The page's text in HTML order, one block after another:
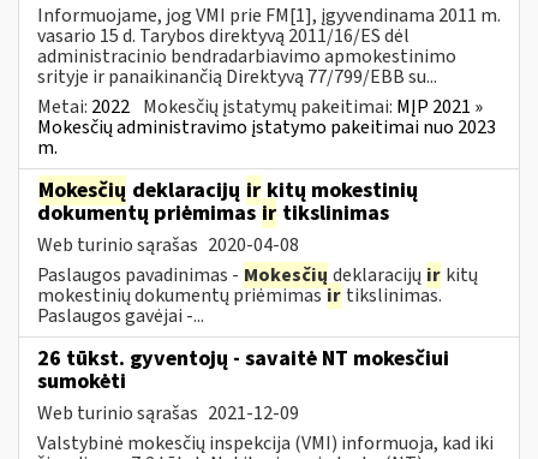
Informuojame, jog VMI prie FM[1], įgyvendinama 2011 m.
vasario 15 d. Tarybos direktyvą 2011/16/ES dėl
administracinio bendradarbiavimo apmokestinimo
srityje ir panaikinančią Direktyvą 77/799/EBB su...
Metai: 2022 Mokesčių įstatymų pakeitimai: MĮP 2021 »
Mokesčių administravimo įstatymo pakeitimai nuo 2023
m.
Mokesčių deklaracijų ir kitų mokestinių
dokumentų priėmimasir tikslinimas
Web turinio sąrašas 2020-04-08
Paslaugos pavadinimas - Mokesčių deklaracijų ir kitų
mokestinių dokumentų priėmimasir tikslinimas.
Paslaugos gavėjai -...
26 tūkst. gyventojų - savaitė NT mokesčiui
sumokėti
Web turinio sąrašas 2021-12-09
Valstybinė mokesčių inspekcija (VMI) informuoja, kad iki